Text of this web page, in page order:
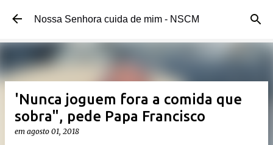
Pular para o conteúdo principal
Nossa Senhora cuida de mim - NSCM
'Nunca joguem fora a comida que
sobra", pede Papa Francisco
em agosto 01, 2018